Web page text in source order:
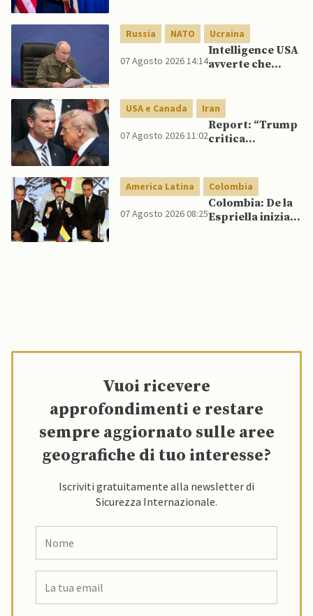
Russia NATO Ucraina
07 Agosto 2026 14:14
Intelligence USA
avverte che
mentre è ancora
impegnato in
Ucraina
USA e Canada Iran
07 Agosto 2026 11:02
Report: “Trump
critica
munizioni in
guerra con
l’Iran”
America Latina Colombia
07 Agosto 2026 08:25
Colombia: De la
Espriella inizia il
Vuoi ricevere
approfondimenti e restare
sempre aggiornato sulle aree
geografiche di tuo interesse?
Iscriviti gratuitamente alla newsletter di
Sicurezza Internazionale.